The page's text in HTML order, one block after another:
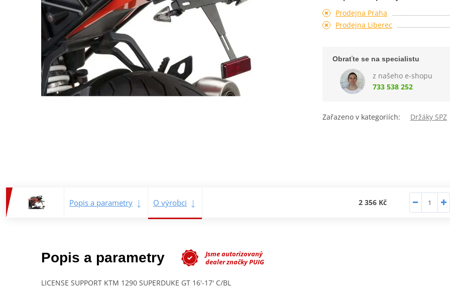
Prodejna Praha
Prodejna Liberec
Obraťte se na specialistu
z našeho e-shopu
733 538 252
Zařazeno v kategoriích: Držáky SPZ
Popis a parametry O výrobci 2 356 Kč
Popis a parametry
Jsme autorizovaný
dealer značky PUIG
LICENSE SUPPORT KTM 1290 SUPERDUKE GT 16'-17' C/BL